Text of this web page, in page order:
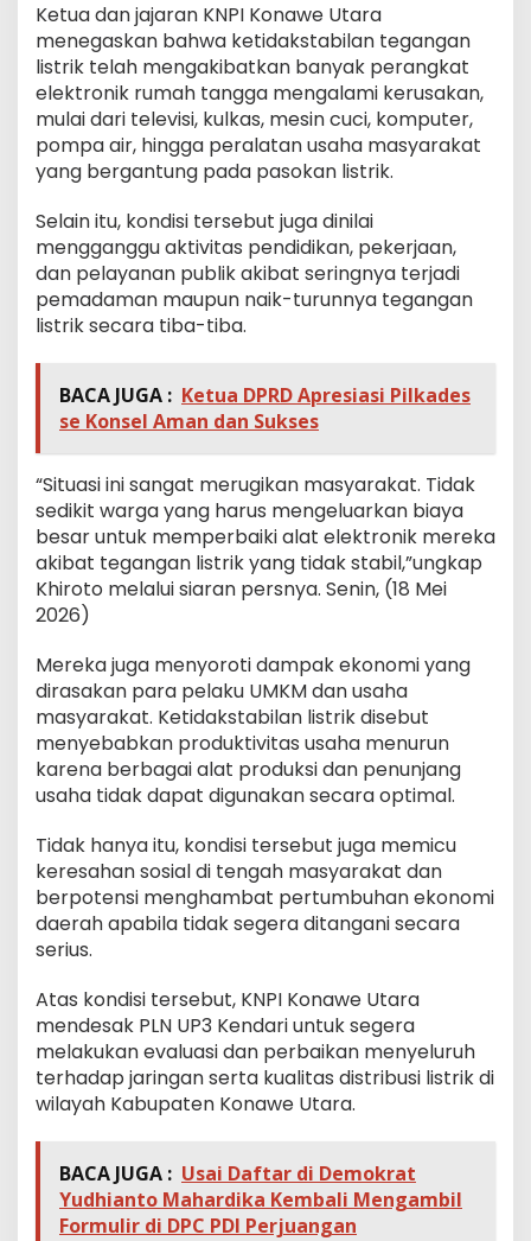
Ketua dan jajaran KNPI Konawe Utara
menegaskan bahwa ketidakstabilan tegangan
listrik telah mengakibatkan banyak perangkat
elektronik rumah tangga mengalami kerusakan,
mulai dari televisi, kulkas, mesin cuci, komputer,
pompa air, hingga peralatan usaha masyarakat
yang bergantung pada pasokan listrik.
Selain itu, kondisi tersebut juga dinilai
mengganggu aktivitas pendidikan, pekerjaan,
dan pelayanan publik akibat seringnya terjadi
pemadaman maupun naik-turunnya tegangan
listrik secara tiba-tiba.
BACA JUGA : Ketua DPRD Apresiasi Pilkades
se Konsel Aman dan Sukses
“Situasi ini sangat merugikan masyarakat. Tidak
sedikit warga yang harus mengeluarkan biaya
besar untuk memperbaiki alat elektronik mereka
akibat tegangan listrik yang tidak stabil,”ungkap
Khiroto melalui siaran persnya. Senin, (18 Mei
2026)
Mereka juga menyoroti dampak ekonomi yang
dirasakan para pelaku UMKM dan usaha
masyarakat. Ketidakstabilan listrik disebut
menyebabkan produktivitas usaha menurun
karena berbagai alat produksi dan penunjang
usaha tidak dapat digunakan secara optimal.
Tidak hanya itu, kondisi tersebut juga memicu
keresahan sosial di tengah masyarakat dan
berpotensi menghambat pertumbuhan ekonomi
daerah apabila tidak segera ditangani secara
serius.
Atas kondisi tersebut, KNPI Konawe Utara
mendesak PLN UP3 Kendari untuk segera
melakukan evaluasi dan perbaikan menyeluruh
terhadap jaringan serta kualitas distribusi listrik di
wilayah Kabupaten Konawe Utara.
BACA JUGA : Usai Daftar di Demokrat
Yudhianto Mahardika Kembali Mengambil
Formulir di DPC PDI Perjuangan